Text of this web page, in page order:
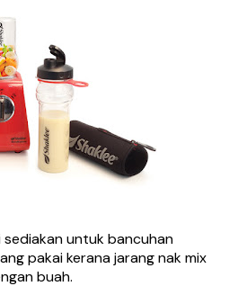
sediakan untuk bancuhan
pakai kerana jarang nak mix
buah.